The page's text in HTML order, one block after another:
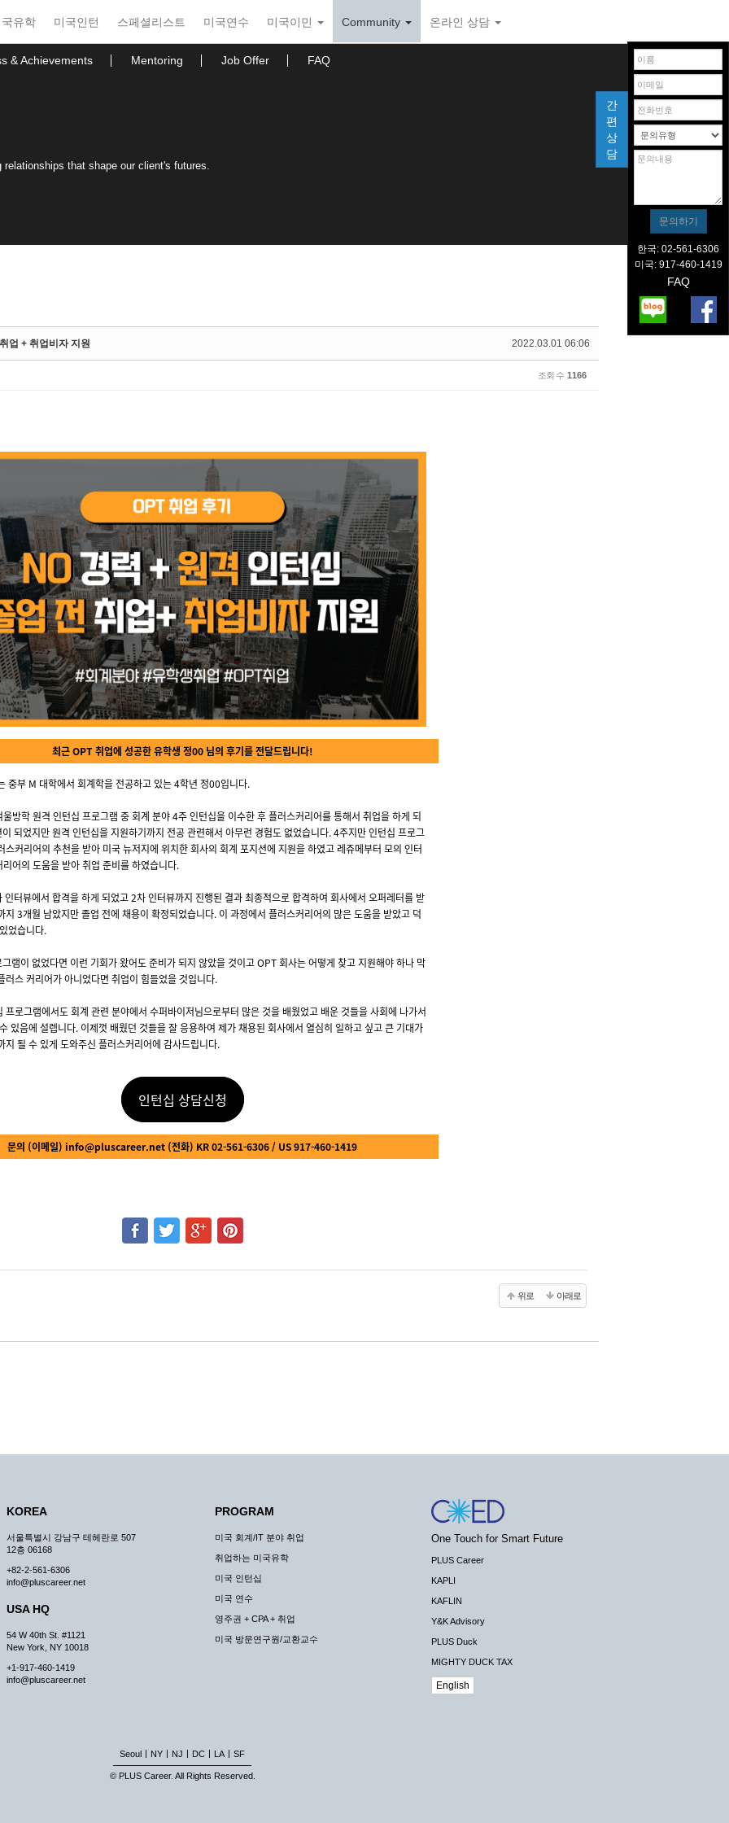
국유학 미국인턴 스페셜리스트 미국연수 미국이민 Community 온라인 상담
& Achievements Mentoring Job Offer FAQ
that shape our client's futures.
2022.03.01 06:06
업 + 취업비자 지원
조회 수 1166
최근 OPT 취업에 성공한 유학생 정00 님의 후기를 전달드립니다!
중부 M 대학에서 회계학을 전공하고 있는 4학년 정00입니다.
방학 원격 인턴십 프로그램 중 회계 분야 4주 인턴십을 이수한 후 플러스커리어를 통해서 취업을 하게 되
되었지만 원격 인턴십을 지원하기까지 전공 관련해서 아무런 경험도 없었습니다. 4주지만 인턴십 프로그
스커리어의 추천을 받아 미국 뉴저지에 위치한 회사의 회계 포지션에 지원을 하였고 레쥬메부터 모의 인터
어의 도움을 받아 취업 준비를 하였습니다.
인터뷰에서 합격을 하게 되었고 2차 인터뷰까지 진행된 결과 최종적으로 합격하여 회사에서 오퍼레터를 받
지 3개월 남았지만 졸업 전에 채용이 확정되었습니다. 이 과정에서 플러스커리어의 많은 도움을 받았고 덕
었습니다.
램이 없었다면 이런 기회가 왔어도 준비가 되지 않았을 것이고 OPT 회사는 어떻게 찾고 지원해야 하나 막
러스 커리어가 아니었다면 취업이 힘들었을 것입니다.
프로그램에서도 회계 관련 분야에서 수퍼바이저님으로부터 많은 것을 배웠었고 배운 것들을 사회에 나가서
있음에 설렙니다. 이제껏 배웠던 것들을 잘 응용하여 제가 채용된 회사에서 열심히 일하고 싶고 큰 기대가
지 될 수 있게 도와주신 플러스커리어에 감사드립니다.
인턴십 상담신청
문의 (이메일) info@pluscareer.net (전화) KR 02-561-6306 / US 917-460-1419
위로 아래로
간
편
상
담
한국: 02-561-6306
미국: 917-460-1419
FAQ
KOREA
서울특별시 강남구 테헤란로 507
12층 06168
+82-2-561-6306
info@pluscareer.net
USA HQ
54 W 40th St. #1121
New York, NY 10018
+1-917-460-1419
info@pluscareer.net
PROGRAM
미국 회계/IT 분야 취업
취업하는 미국유학
미국 인턴십
미국 연수
영주권 + CPA + 취업
미국 방문연구원/교환교수
One Touch for Smart Future
PLUS Career
KAPLI
KAFLIN
Y&K Advisory
PLUS Duck
MIGHTY DUCK TAX
English
Seoul NY NJ DC LA SF
© PLUS Career. All Rights Reserved.